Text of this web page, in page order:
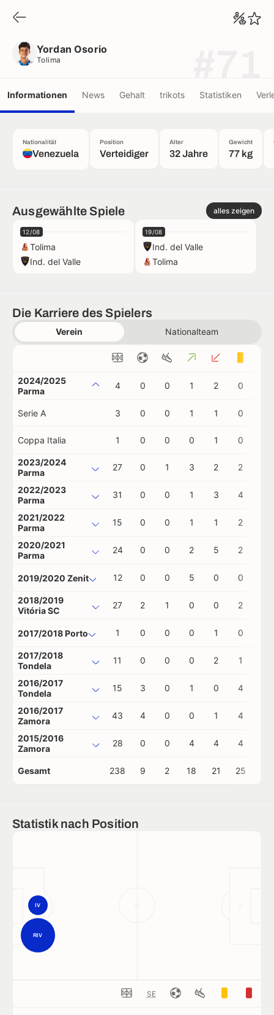
Yordan Osorio
Tolima
Informationen News Gehalt trikots Statistiken
Nationalität
Venezuela
Position
Verteidiger
Alter
32 Jahre
Gewicht
77 kg
Ausgewählte Spiele alles zeigen
12/08
Tolima
Ind. del Valle
19/08
Ind. del Valle
Tolima
Die Karriere des Spielers
Verein Nationalteam
2024/2025
Parma
4 0 0 1 2 0
Serie A 3 0 0 1 1 0
Coppa Italia 1 0 0 0 1 0
2023/2024
Parma
27 0 1 3 2 2
2022/2023
Parma
31 0 0 1 3 4
2021/2022
Parma
15 0 0 1 1 2
2020/2021
Parma
24 0 0 2 5 2
2019/2020 Zenit 12 0 0 5 0 0
2018/2019
Vitória SC
27 2 1 0 0 2
2017/2018 Porto 1 0 0 0 1 0
2017/2018
Tondela
11 0 0 0 2 1
2016/2017
Tondela
15 3 0 1 0 4
2016/2017
Zamora
43 4 0 0 1 4
2015/2016
Zamora
28 0 0 4 4 4
Gesamt 238 9 2 18 21 25
Statistik nach Position
RIV
IV
SE